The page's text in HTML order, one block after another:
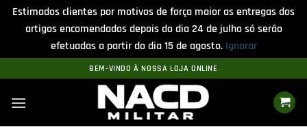
Estimados clientes por motivos de força maior as entregas dos
artigos encomendados depois do dia 24 de julho só serão
efetuadas a partir do dia 15 de agosto. Ignorar
to
content
BEM-VINDO À NOSSA LOJA ONLINE